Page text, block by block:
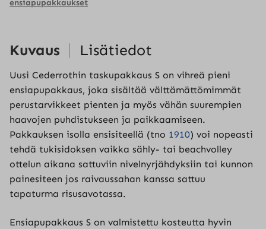
ensiapupakkaukset
Kuvaus Lisätiedot
Uusi Cederrothin taskupakkaus S on vihreä pieni
ensiapupakkaus, joka sisältää välttämättömimmät
perustarvikkeet pienten ja myös vähän suurempien
haavojen puhdistukseen ja paikkaamiseen.
Pakkauksen isolla ensisiteellä (tno 1910) voi nopeasti
tehdä tukisidoksen vaikka sähly- tai beachvolley
ottelun aikana sattuviin nivelnyrjähdyksiin tai kunnon
painesiteen jos raivaussahan kanssa sattuu
tapaturma risusavotassa.
Ensiapupakkaus S on valmistettu kosteutta hyvin